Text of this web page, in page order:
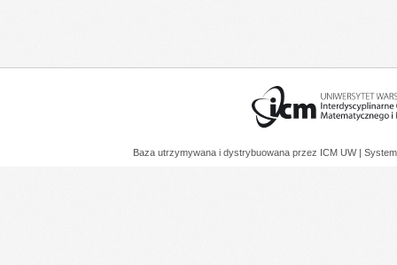
Baza utrzymywana i dystrybuowana przez ICM UW |